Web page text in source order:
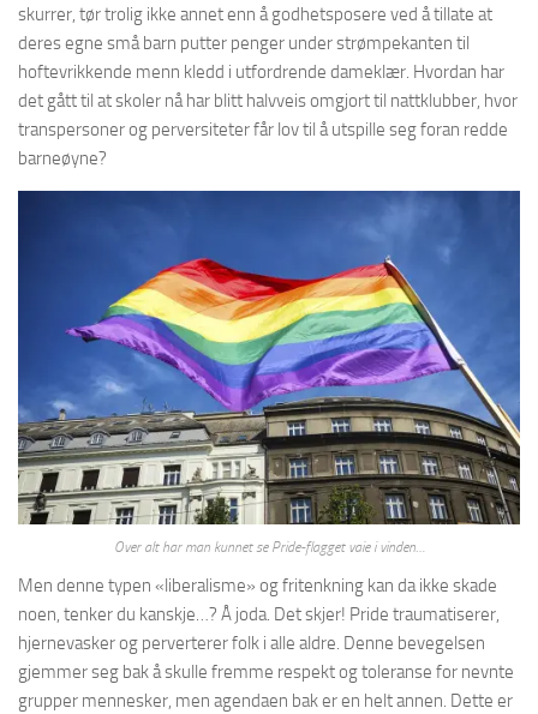
skurrer, tør trolig ikke annet enn å godhetsposere ved å tillate at
deres egne små barn putter penger under strømpekanten til
hoftevrikkende menn kledd i utfordrende dameklær. Hvordan har
det gått til at skoler nå har blitt halvveis omgjort til nattklubber, hvor
transpersoner og perversiteter får lov til å utspille seg foran redde
barneøyne?
Over alt har man kunnet se Pride-flagget vaie i vinden…
Men denne typen «liberalisme» og fritenkning kan da ikke skade
noen, tenker du kanskje…? Å joda. Det skjer! Pride traumatiserer,
hjernevasker og perverterer folk i alle aldre. Denne bevegelsen
gjemmer seg bak å skulle fremme respekt og toleranse for nevnte
grupper mennesker, men agendaen bak er en helt annen. Dette er